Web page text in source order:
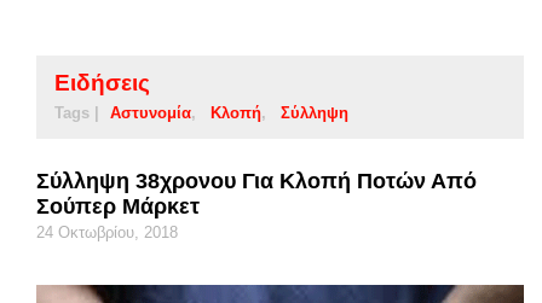
Ειδήσεις
Tags | Αστυνομία Κλοπή Σύλληψη
Σύλληψη 38χρονου Για Κλοπή Ποτών Από
Σούπερ Μάρκετ
24 Οκτωβρίου, 2018